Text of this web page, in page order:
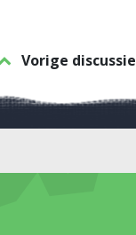
Vorige discussie